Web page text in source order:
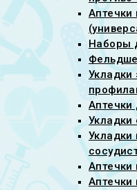
Наборы
Укладки
Укладки
Аптечки
Аптечки